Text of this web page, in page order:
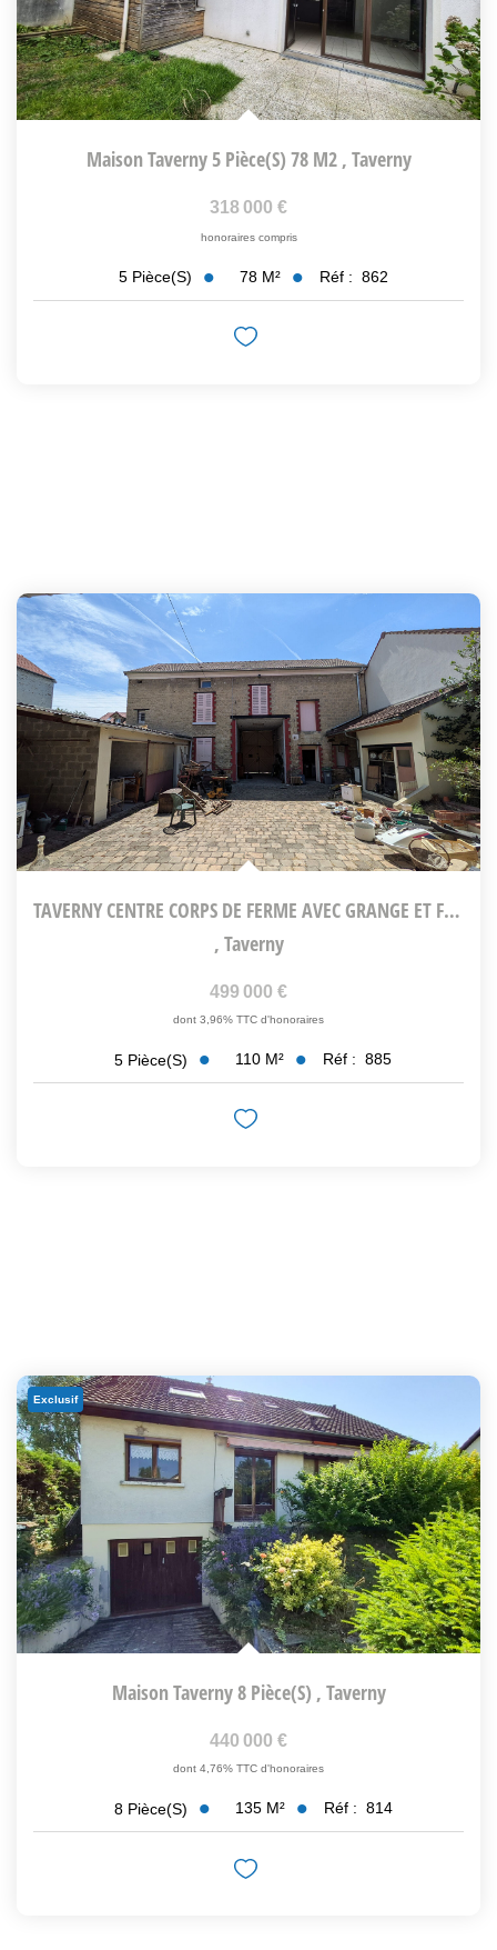
Maison Taverny 5 Pièce(s) 78 M2 , Taverny
318 000 €
honoraires compris
5 Pièce(s) 78 M² Réf : 862
TAVERNY CENTRE CORPS DE FERME AVEC GRANGE ET FORT POTENTIEL...
, Taverny
499 000 €
dont 3,96% TTC d'honoraires
5 Pièce(s) 110 M² Réf : 885
Exclusif
Maison Taverny 8 Pièce(s) , Taverny
440 000 €
dont 4,76% TTC d'honoraires
8 Pièce(s) 135 M² Réf : 814